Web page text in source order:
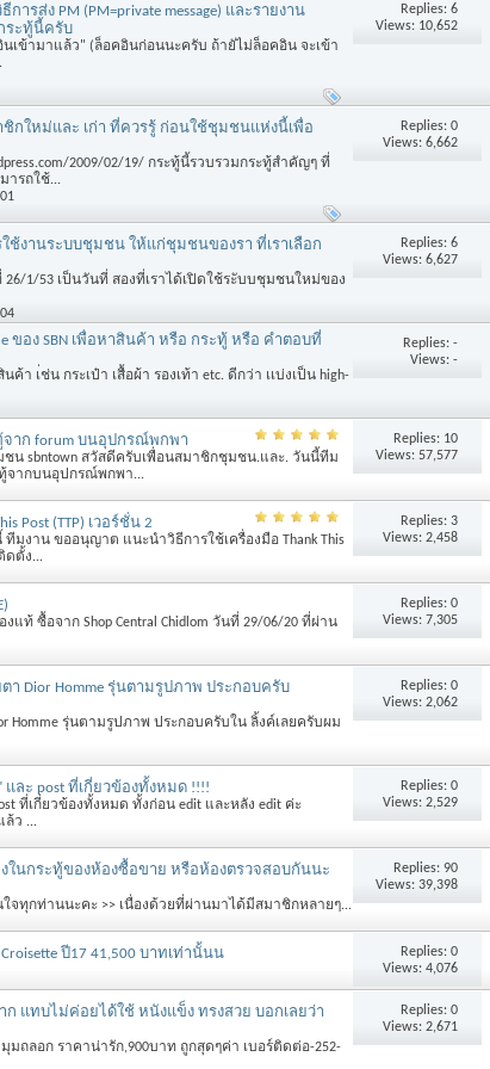
ารส่ง PM (PM=private message) และรายงาน
ระทู้นี้ครับ
เข้ามาแล้ว" (ล็อคอินก่อนนะครับ ถ้ายัไม่ล็อคอิน จะเข้า
Replies: 6
Views: 10,652
กใหม่และ เก่า ที่ควรรู้ ก่อนใช้ชุมชนแห่งนี้เพื่อ
2009/02/19/ กระทู้นี้รวบรวมกระทู้สำคัญๆ ที่
ารถใช้...
Replies: 0
Views: 6,662
ช้งานระบบชุมชน ให้แก่ชุมชนของรา ที่เราเลือก
1/53 เป็นวันที่ สองที่เราได้เปิดใช้ระับบชุมชนใหม่ของ
Replies: 6
Views: 6,627
ของ SBN เพื่อหาสินค้า หรือ กระทู้ หรือ คำตอบที่
า เ่ช่น กระเป๋า เสื้อผ้า รองเท้า etc. ดีกว่า เเบ่งเป็น high-
Replies: -
Views: -
จาก forum บนอุปกรณ์พกพา
ชน sbntown สวัสดีครับเพื่อนสมาชิกชุมชน.และ. วันนี้ทีม
จากบนอุปกรณ์พกพา...
Replies: 10
Views: 57,577
Post (TTP) เวอร์ชั่น 2
มงาน ขออนุญาต แนะนำวิธีการใช้เครื่องมือ Thank This
ดตั้ง...
Replies: 3
Views: 2,458
องแท้ ซื้อจาก Shop Central Chidlom วันที่ 29/06/20 ที่ผ่าน
Replies: 0
Views: 7,305
Dior Homme รุ่นตามรูปภาพ ประกอบครับ
Homme รุ่นตามรูปภาพ ประกอบครับใน ลิ้งค์เลยครับผม
Replies: 0
Views: 2,062
และ post ที่เกี่ยวข้องทั้งหมด !!!!
ที่เกี่ยวข้องทั้งหมด ทั้งก่อน edit และหลัง edit ค่ะ
ล้ว ...
Replies: 0
Views: 2,529
ในกระทู้ของห้องซื้อขาย หรือห้องตรวจสอบกันนะ
ใจทุกท่านนะคะ >> เนื่องด้วยที่ผ่านมาได้มีสมาชิกหลายๆ...
Replies: 90
Views: 39,398
ปี17 41,500 บาทเท่านั้นน Replies: 0
Views: 4,076
าก แทบไม่ค่อยได้ใช้ หนังแข็ง ทรงสวย บอกเลยว่า
มถลอก ราคาน่ารัก,900บาท ถูกสุดๆค่า เบอร์ติดต่อ-252-
Replies: 0
Views: 2,671